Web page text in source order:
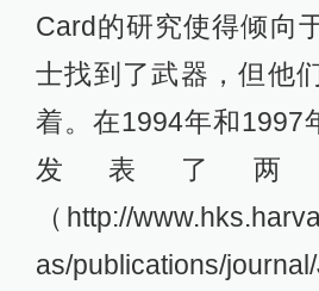
Card的研究使得倾向
士找到了武器，但他
着。在1994年和1997
发表了两
（http://
as/publications/